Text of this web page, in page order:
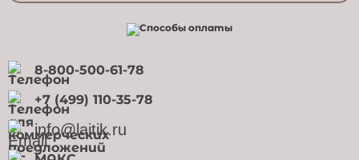
8-800-500-61-78
+7 (499) 110-35-78
info@laitik.ru